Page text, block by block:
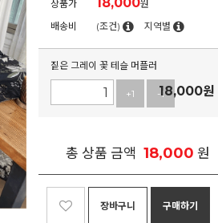
상품가
원
배송비
(조건) 지역별
짙은 그레이 꽃 테슬 머플러
+1 -1
18,000원
총 상품 금액 18,000 원
장바구니 구매하기